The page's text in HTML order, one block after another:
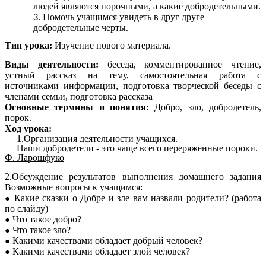
людей являются порочными, а какие добродетельными.
Помочь учащимся увидеть в друг друге
добродетельные черты.
Тип урока: Изучение нового материала.
Виды деятельности: беседа, комментированное чтение,
устный рассказ на тему, самостоятельная работа с
источниками информации, подготовка творческой беседы с
членами семьи, подготовка рассказа
Основные термины и понятия: Добро, зло, добродетель,
порок.
Ход урока:
1.Организация деятельности учащихся.
Наши добродетели - это чаще всего переряженные пороки.
Ф. Ларошфуко
2.Обсуждение результатов выполнения домашнего задания
Возможные вопросы к учащимся:
Какие сказки о Добре и зле вам назвали родители? (работа
по слайду)
Что такое добро?
Что такое зло?
Какими качествами обладает добрый человек?
Какими качествами обладает злой человек?